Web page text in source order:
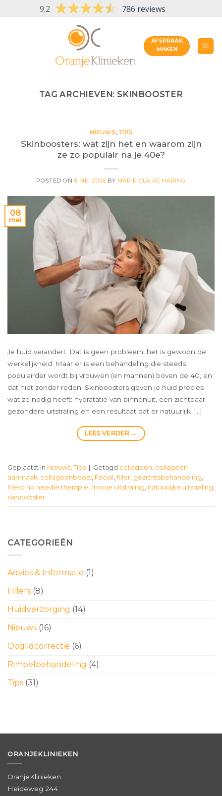
9.2 786 reviews
AFSPRAAK
MAKEN
TAG ARCHIEVEN: SKINBOOSTER
NIEUWS, TIPS
Skinboosters: wat zijn het en waarom zijn
ze zo populair na je 40e?
POSTED ON8 MEI 2026 BY MARIE-CLAIRE HARING
08
mei
Je huid verandert. Dat is geen probleem, het is gewoon de
werkelijkheid. Maar er is een behandeling die steeds
populairder wordt bij vrouwen (en mannen) boven de 40, en
dat niet zonder reden. Skinboosters geven je huid precies
wat ze nodig heeft: hydratatie van binnenuit, een zichtbaar
gezondere uitstraling en een resultaat dat er natuurlijk […]
LEES VERDER →
Geplaatst in Nieuws Tips | Getagd collageen collageen
aanmaak collageenboost Facial filler gezichtsbehandeling
Meso no needle therapie mooie uitstraling natuurlijke uitstraling
skinbooster
CATEGORIEËN
Advies & Informatie (1)
Fillers (8)
Huidverzorging (14)
Nieuws (16)
Ooglidcorrectie (6)
Rimpelbehandeling (4)
Tips (31)
ORANJEKLINIEKEN
OranjeKlinieken
Heideweg 244